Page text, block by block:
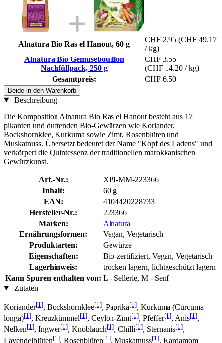
Alnatura Bio Ras el Hanout, 60 g
CHF 2.95 (CHF 49.17
/ kg)
Alnatura Bio Gemüsebouillon
Nachfüllpack, 250 g
CHF 3.55
(CHF 14.20 / kg)
Gesamtpreis:
CHF 6.50
Beide in den Warenkorb
Beschreibung
Die Komposition Alnatura Bio Ras el Hanout besteht aus 17
pikanten und duftenden Bio-Gewürzen wie Koriander,
Bockshornklee, Kurkuma sowie Zimt, Rosenblüten und
Muskatnuss. Übersetzt bedeutet der Name "Kopf des Ladens" und
verkörpert die Quintessenz der traditionellen marokkanischen
Gewürzkunst.
Art.-Nr.:
XPI-MM-223366
Inhalt:
60 g
EAN:
4104420228733
Hersteller-Nr.:
223366
Marken:
Alnatura
Ernährungsformen:
Vegan, Vegetarisch
Produktarten:
Gewürze
Eigenschaften:
Bio-zertifiziert, Vegan, Vegetarisch
Lagerhinweis:
trocken lagern, lichtgeschützt lagern
Kann Spuren enthalten von: L - Sellerie, M - Senf
Zutaten
Koriander[1], Bockshornklee[1], Paprika[1], Kurkuma (Curcuma
longa)[1], Kreuzkümmel[1], Ceylon-Zimt[1], Pfeffer[1], Anis[1],
Nelken[1], Ingwer[1], Knoblauch[1], Chilli[1], Sternanis[1],
Lavendelblüten[1], Rosenblüten[1], Muskatnuss[1], Kardamom